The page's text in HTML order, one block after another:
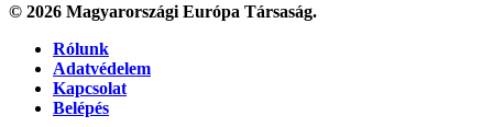
© 2026 Magyarországi Európa Társaság.
Rólunk
Adatvédelem
Kapcsolat
Belépés